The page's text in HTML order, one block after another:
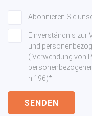
Abonnieren Sie
Einverständnis zur
und
( Verwendung von
n.196)*
SENDEN